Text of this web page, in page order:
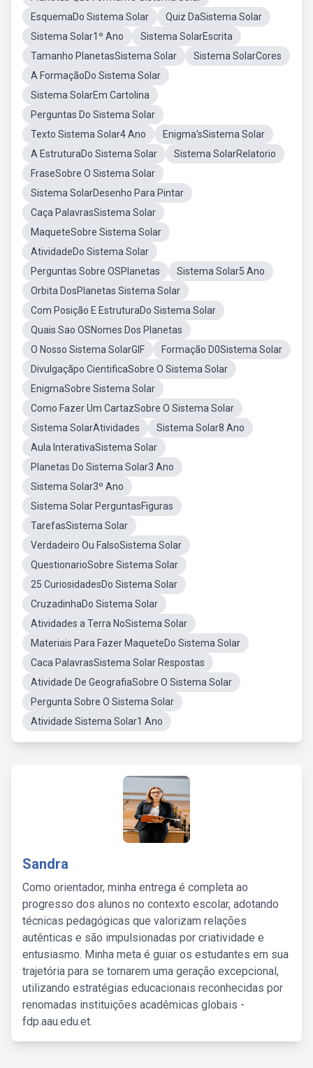
EsquemaDo Sistema Solar
Quiz DaSistema Solar
Sistema Solar1º Ano
Sistema SolarEscrita
Tamanho PlanetasSistema Solar
Sistema SolarCores
A FormaçãoDo Sistema Solar
Sistema SolarEm Cartolina
Perguntas Do Sistema Solar
Texto Sistema Solar4 Ano
Enigma'sSistema Solar
A EstruturaDo Sistema Solar
Sistema SolarRelatorio
FraseSobre O Sistema Solar
Sistema SolarDesenho Para Pintar
Caça PalavrasSistema Solar
MaqueteSobre Sistema Solar
AtividadeDo Sistema Solar
Perguntas Sobre OSPlanetas
Sistema Solar5 Ano
Orbita DosPlanetas Sistema Solar
Com Posição E EstruturaDo Sistema Solar
Quais Sao OSNomes Dos Planetas
O Nosso Sistema SolarGIF
Formação D0Sistema Solar
Divulgaçãpo CientificaSobre O Sistema Solar
EnigmaSobre Sistema Solar
Como Fazer Um CartazSobre O Sistema Solar
Sistema SolarAtividades
Sistema Solar8 Ano
Aula InterativaSistema Solar
Planetas Do Sistema Solar3 Ano
Sistema Solar3º Ano
Sistema Solar PerguntasFiguras
TarefasSistema Solar
Verdadeiro Ou FalsoSistema Solar
QuestionarioSobre Sistema Solar
25 CuriosidadesDo Sistema Solar
CruzadinhaDo Sistema Solar
Atividades a Terra NoSistema Solar
Materiais Para Fazer MaqueteDo Sistema Solar
Caca PalavrasSistema Solar Respostas
Atividade De GeografiaSobre O Sistema Solar
Pergunta Sobre O Sistema Solar
Atividade Sistema Solar1 Ano
Sandra
Como orientador, minha entrega é completa ao
progresso dos alunos no contexto escolar, adotando
técnicas pedagógicas que valorizam relações
autênticas e são impulsionadas por criatividade e
entusiasmo. Minha meta é guiar os estudantes em sua
trajetória para se tornarem uma geração excepcional,
utilizando estratégias educacionais reconhecidas por
renomadas instituições acadêmicas globais -
fdp.aau.edu.et.